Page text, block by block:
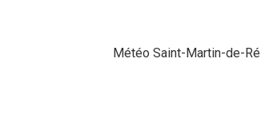
Météo Saint-Martin-de-Ré